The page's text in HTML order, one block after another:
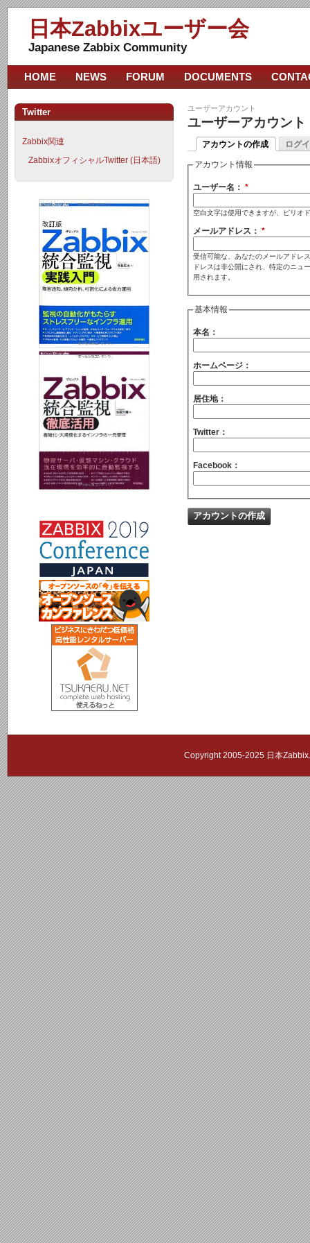
日本Zabbixユーザー会
Japanese Zabbix Community
ユーザーアカウント
ユーザーアカウント
アカウントの作成 ログ
アカウント情報
ユーザー名： *
空白文字は使用できますが、ピリオ
メールアドレス： *
受信可能な、あなたのメールアドレ
ドレスは非公開にされ、特定のニュ
用されます。
基本情報
本名：
ホームページ：
居住地：
Twitter：
Facebook：
HOME NEWS FORUM DOCUMENTS
Twitter
Zabbix関連
ZabbixオフィシャルTwitter (日本語)
Copyright 2005-2025 日本